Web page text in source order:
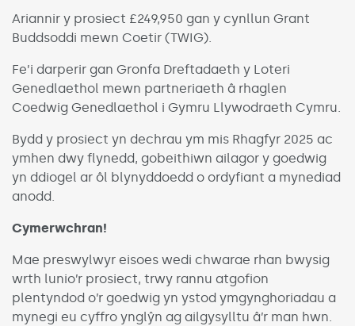
Ariannir y prosiect £249,950 gan y cynllun Grant
Buddsoddi mewn Coetir (TWIG).
Fe’i darperir gan Gronfa Dreftadaeth y Loteri
Genedlaethol mewn partneriaeth â rhaglen
Coedwig Genedlaethol i Gymru Llywodraeth Cymru.
Bydd y prosiect yn dechrau ym mis Rhagfyr 2025 ac
ymhen dwy flynedd, gobeithiwn ailagor y goedwig
yn ddiogel ar ôl blynyddoedd o ordyfiant a mynediad
anodd.
Cymerwchran!
Mae preswylwyr eisoes wedi chwarae rhan bwysig
wrth lunio’r prosiect, trwy rannu atgofion
plentyndod o’r goedwig yn ystod ymgynghoriadau a
mynegi eu cyffro ynglŷn ag ailgysylltu â’r man hwn.